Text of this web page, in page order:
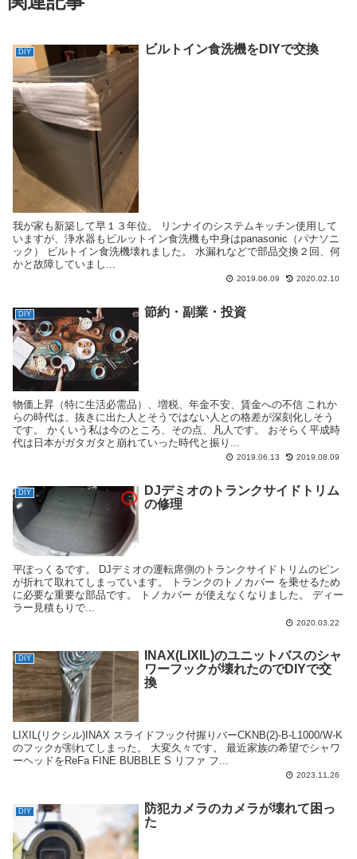
DIY ビルトイン食洗機をDIYで交換
我が家も新築して早１３年位。 リンナイのシステムキッチン使用して
いますが、浄水器もビルットイン食洗機も中身はpanasonic（パナソニ
ック） ビルトイン食洗機壊れました。 水漏れなどで部品交換２回、何
かと故障していまし...
2019.06.09 2020.02.10
DIY 節約・副業・投資
物価上昇（特に生活必需品）、増税、年金不安、賃金への不信 これか
らの時代は、抜きに出た人とそうではない人との格差が深刻化しそう
です。 かくいう私は今のところ、その点、凡人です。 おそらく平成時
代は日本がガタガタと崩れていった時代と振り...
2019.06.13 2019.08.09
DIY
DJデミオのトランクサイドトリム
の修理
平ぽっくるです。 DJデミオの運転席側のトランクサイドトリムのピン
が折れて取れてしまっています。 トランクのトノカバー を乗せるため
に必要な重要な部品です。 トノカバー が使えなくなりました。 ディー
ラー見積もりで...
2020.03.22
DIY
INAX(LIXIL)のユニットバスのシャ
ワーフックが壊れたのでDIYで交
換
LIXIL(リクシル)INAX スライドフック付握りバーCKNB(2)-B-L1000/W-K
のフックが割れてしまった。 大変久々です。 最近家族の希望でシャワ
ーヘッドをReFa FINE BUBBLE S リファ フ...
2023.11.26
DIY
防犯カメラのカメラが壊れて困っ
た